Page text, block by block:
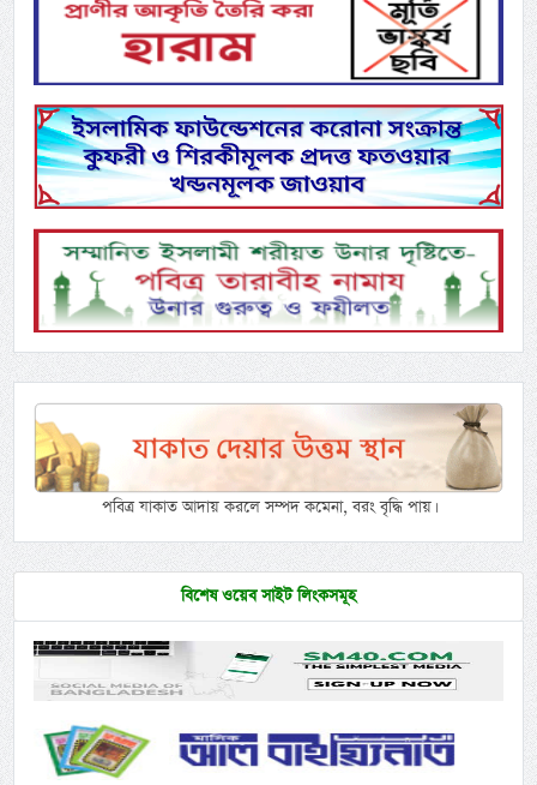
পবিত্র যাকাত আদায় করলে সম্পদ কমেনা, বরং বৃদ্ধি পায়।
বিশেষ ওয়েব সাইট লিংকসমূহ